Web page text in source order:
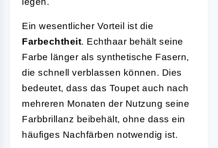
Ein wesentlicher Vorteil ist die
Farbechtheit. Echthaar behält seine
Farbe länger als synthetische Fasern,
die schnell verblassen können. Dies
bedeutet, dass das Toupet auch nach
mehreren Monaten der Nutzung seine
Farbbrillanz beibehält, ohne dass ein
häufiges Nachfärben notwendig ist.